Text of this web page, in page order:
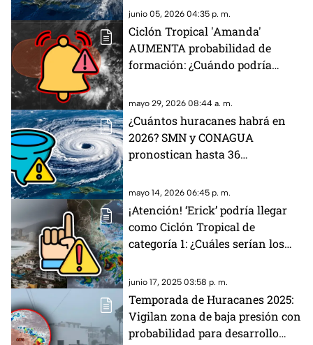
junio 05, 2026 04:35 p. m.
Ciclón Tropical 'Amanda'
AUMENTA probabilidad de
formación: ¿Cuándo podría
Pacífico?
mayo 29, 2026 08:44 a. m.
¿Cuántos huracanes habrá en
2026? SMN y CONAGUA
pronostican hasta 36
año en el Pacífico y el Atlántico
mayo 14, 2026 06:45 p. m.
¡Atención! ‘Erick’ podría llegar
como Ciclón Tropical de
categoría 1: ¿Cuáles serían los
huracán?
junio 17, 2025 03:58 p. m.
Temporada de Huracanes 2025:
Vigilan zona de baja presión con
probabilidad para desarrollo